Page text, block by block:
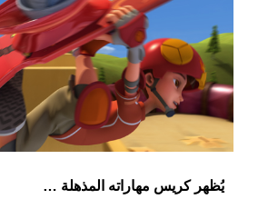
يُظهر كريس مهاراته المذهلة في الترحلق لجوي وغيزمو.